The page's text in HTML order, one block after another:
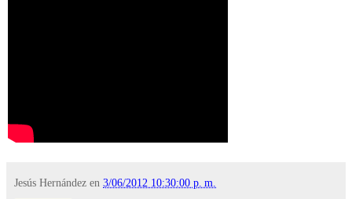
Jesús Hernández en 3/06/2012 10:30:00 p. m.